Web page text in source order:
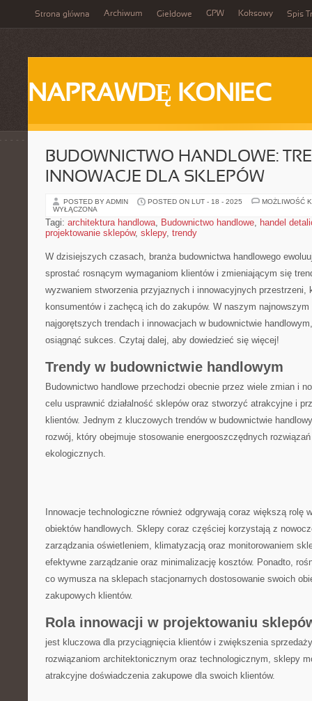
Strona główna Archiwum Giełdowe GPW Koksowy Spis
NAPRAWDĘ KONIEC
BUDOWNICTWO HANDLOWE:
INNOWACJE DLA SKLEPÓW
POSTED BY ADMIN POSTED ON LUT - 18 - 2025
MOŻLIWOŚĆ
WYŁĄCZONA
Tagi: architektura handlowa, Budownictwo handlowe, handel
projektowanie sklepów, sklepy, trendy
W dzisiejszych czasach, branża​ budownictwa handlowego
sprostać rosnącym wymaganiom klientów⁢ i zmieniającym się
wyzwaniem stworzenia przyjaznych i ⁣innowacyjnych przestrzeni,
konsumentów i ‌zachęcą ich do zakupów. W ​naszym
najgorętszych trendach i innowacjach w budownictwie
⁢osiągnąć sukces. Czytaj dalej, aby dowiedzieć się więcej!
Trendy w budownictwie handlowym
Budownictwo ⁤handlowe przechodzi ⁣obecnie przez wiele⁤ zmian i
celu usprawnić działalność sklepów oraz stworzyć atrakcyjne⁤ i
klientów. Jednym z kluczowych trendów w budownictwie
rozwój, ⁢który obejmuje stosowanie energooszczędnych rozwiązań
ekologicznych.
Innowacje technologiczne również odgrywają coraz większą⁣ rolę
obiektów handlowych. Sklepy coraz częściej ​korzystają z
zarządzania oświetleniem, klimatyzacją oraz monitorowaniem
efektywne zarządzanie oraz minimalizację kosztów. Ponadto,
co wymusza na sklepach stacjonarnych dostosowanie swoich
zakupowych ⁤klientów.
Rola innowacji⁢ w projektowaniu‍
jest kluczowa ‌dla ⁢przyciągnięcia klientów i zwiększenia
rozwiązaniom architektonicznym ‌oraz technologicznym, ‍sklepy
atrakcyjne ​doświadczenia zakupowe ⁢dla swoich ‌klientów.